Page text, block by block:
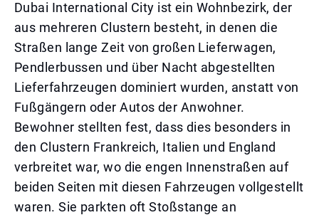
Dubai International City ist ein Wohnbezirk, der
aus mehreren Clustern besteht, in denen die
Straßen lange Zeit von großen Lieferwagen,
Pendlerbussen und über Nacht abgestellten
Lieferfahrzeugen dominiert wurden, anstatt von
Fußgängern oder Autos der Anwohner.
Bewohner stellten fest, dass dies besonders in
den Clustern Frankreich, Italien und England
verbreitet war, wo die engen Innenstraßen auf
beiden Seiten mit diesen Fahrzeugen vollgestellt
waren. Sie parkten oft Stoßstange an